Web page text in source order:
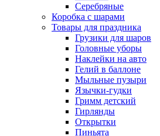
Серебряные
Коробка с шарами
Товары для праздника
Грузики для шаров
Головные уборы
Наклейки на авто
Гелий в баллоне
Мыльные пузыри
Язычки-гудки
Гримм детский
Гирлянды
Открытки
Пиньята